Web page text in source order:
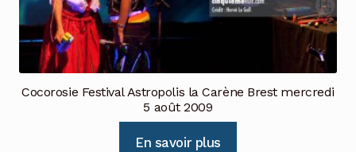
Cocorosie Festival Astropolis la Carène Brest mercredi
5 août 2009
En savoir plus